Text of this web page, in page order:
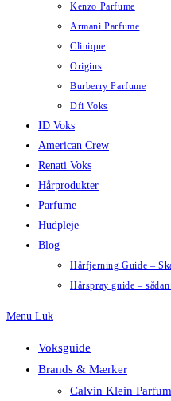
Kenzo Parfume
Armani Parfume
Clinique
Origins
Burberry Parfume
Dfi Voks
ID Voks
American Crew
Renati Voks
Hårprodukter
Parfume
Hudpleje
Blog
Hårfjerning Guide –
Hårspray guide –
Menu Luk
Voksguide
Brands & Mærker
Calvin Klein